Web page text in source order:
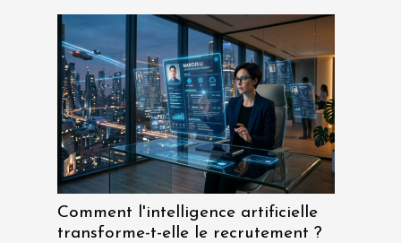
Comment l'intelligence artificielle
transforme-t-elle le recrutement ?